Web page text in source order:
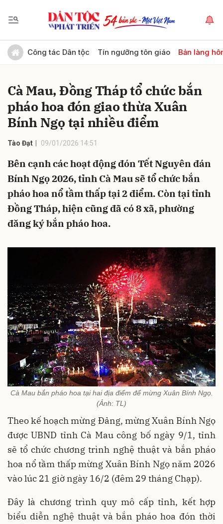
Công tác Dân tộc Tín ngưỡng tôn giáo Bản làng
Cà Mau, Đồng Tháp tổ chức bắn
pháo hoa đón giao thừa Xuân
Bính Ngọ tại nhiều điểm
Tào Đạt 09/01/2026 14:51
Bên cạnh các hoạt động đón Tết Nguyên đán
Bính Ngọ 2026, tỉnh Cà Mau sẽ tổ chức bắn
pháo hoa nổ tầm thấp tại 2 điểm. Còn tại tỉnh
Đồng Tháp, hiện cũng đã có 8 xã, phường
đăng ký bắn pháo hoa.
Cà Mau bắn pháo hoa tại hai địa điểm để mừng Xuân Bính Ngọ.
(Ảnh: TL)
Theo kế hoạch mừng Đảng, mừng Xuân Bính Ngọ
được UBND tỉnh Cà Mau công bố ngày 9/1, tỉnh
sẽ tổ chức chương trình nghệ thuật và bắn pháo
hoa nổ tầm thấp mừng Xuân Bính Ngọ năm 2026
vào lúc 21 giờ ngày 16/2 (đêm 29 tháng Chạp).
Đây là chương trình quy mô cấp tỉnh, kết hợp
biểu diễn nghệ thuật và bắn pháo hoa đón thời
Gửi bình luận